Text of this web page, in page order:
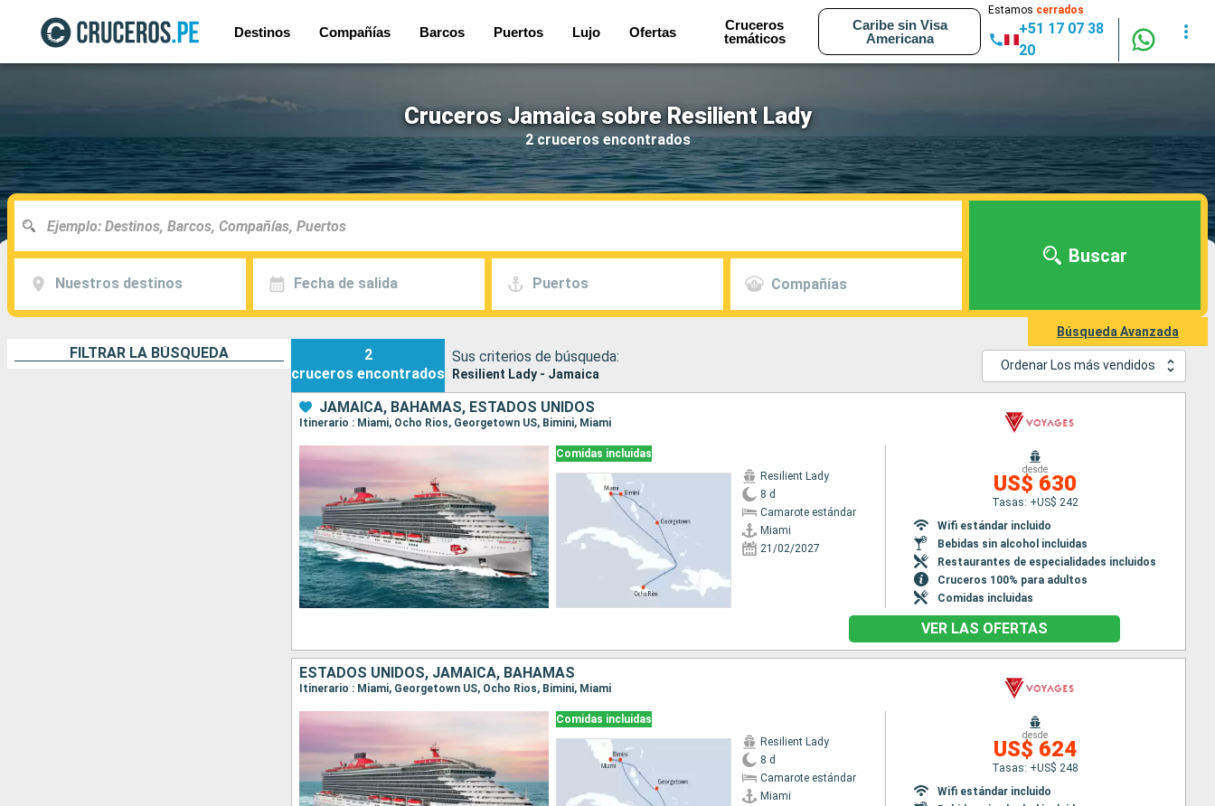
Destinos Compañías Barcos Puertos Lujo Ofertas
Cruceros
temáticos
Caribe sin Visa
Americana
Estamos cerrados
+51 17 07 38
20
Cruceros Jamaica sobre Resilient Lady
2 cruceros encontrados
Nuestros destinos Fecha de salida Puertos Compañías
Buscar
Búsqueda Avanzada
FILTRAR LA BÚSQUEDA
2
cruceros encontrados
Sus criterios de búsqueda:
Resilient Lady - Jamaica
Ordenar Los más vendidos
JAMAICA, BAHAMAS, ESTADOS UNIDOS
Itinerario : Miami, Ocho Rios, Georgetown US, Bimini, Miami
Comidas incluidas
Resilient Lady
8 d
Camarote estándar
Miami
21/02/2027
desde
US$ 630
Tasas: +US$ 242
Wifi estándar incluido
Bebidas sin alcohol incluidas
Restaurantes de especialidades incluidos
Cruceros 100% para adultos
Comidas incluidas
VER LAS OFERTAS
ESTADOS UNIDOS, JAMAICA, BAHAMAS
Itinerario : Miami, Georgetown US, Ocho Rios, Bimini, Miami
Comidas incluidas
Resilient Lady
8 d
Camarote estándar
Miami
desde
US$ 624
Tasas: +US$ 248
Wifi estándar incluido